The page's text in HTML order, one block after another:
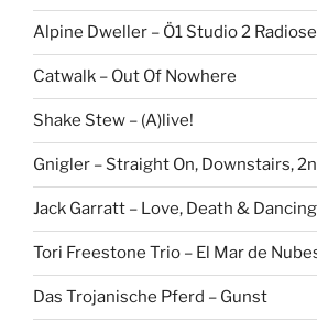
Alpine Dweller – Ö1 Studio 2
Catwalk – Out Of Nowhere
Shake Stew – (A)live!
Gnigler – Straight On, Downstairs,
Jack Garratt – Love, Death & Dancing
Tori Freestone Trio – El Mar de
Das Trojanische Pferd – Gunst